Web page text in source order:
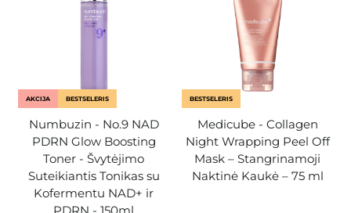
AKCIJA BESTSELERIS
Numbuzin - No.9 NAD
PDRN Glow Boosting
Toner - Švytėjimo
Suteikiantis Tonikas su
Kofermentu NAD+ ir
BESTSELERIS
Medicube - Collagen
Night Wrapping Peel Off
Mask – Stangrinamoji
Naktinė Kaukė – 75 ml